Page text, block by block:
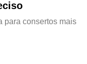
para consertos mais